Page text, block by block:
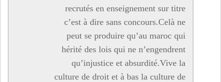
recrutés en enseignement sur titre
c’est à dire sans concours.Celà ne
peut se produire qu’au maroc qui
hérité des lois qui ne n’engendrent
qu’injustice et absurdité.Vive la
culture de droit et à bas la culture de